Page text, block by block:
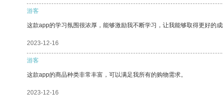
游客
这款app的学习氛围很浓厚，能够激励我不断学习，让我能够取得更好的成
2023-12-16
游客
这款app的商品种类非常丰富，可以满足我所有的购物需求。
2023-12-16